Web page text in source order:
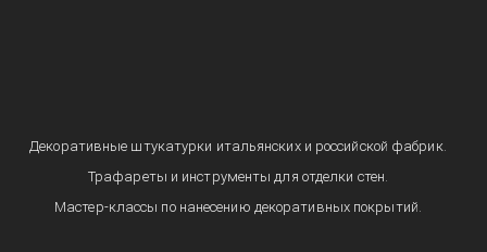
Декоративные штукатурки итальянских и российской фабрик.
Трафареты и инструменты для отделки стен.
Мастер-классы по нанесению декоративных покрытий.